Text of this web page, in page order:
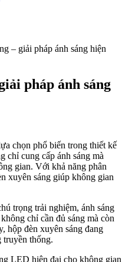
– giải pháp ánh sáng hiện
pháp ánh sáng
chọn phổ biến trong thiết kế
chỉ cung cấp ánh sáng mà
gian. Với khả năng phân
xuyên sáng giúp không gian
trọng trải nghiệm, ánh sáng
chỉ cần đủ sáng mà còn
hộp đèn xuyên sáng đang
truyền thống.